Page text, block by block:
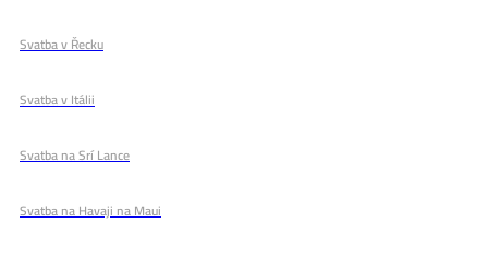
Svatba v Řecku
Svatba v Itálii
Svatba na Srí Lance
Svatba na Havaji na Maui